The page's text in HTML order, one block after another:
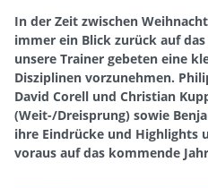
In der Zeit zwischen
immer ein Blick zurück auf
unsere Trainer gebeten eine
Disziplinen vorzunehmen.
David Corell und Christian
(Weit-/Dreisprung) sowie
ihre Eindrücke und Highlights
voraus auf das kommende